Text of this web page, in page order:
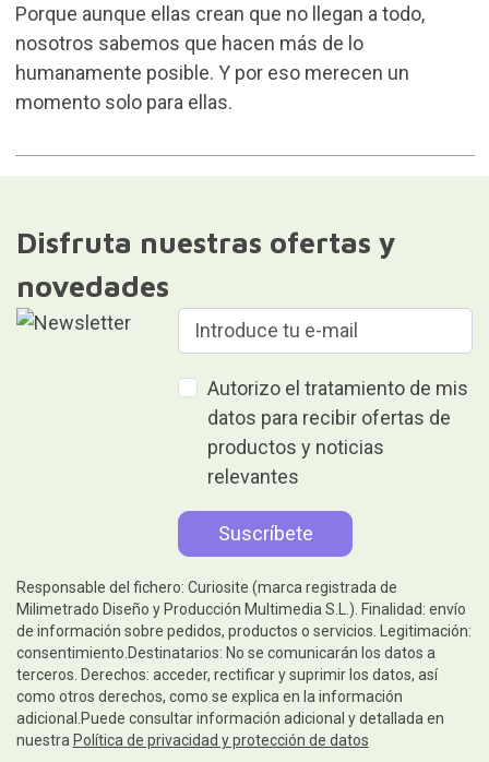
Porque aunque ellas crean que no llegan a todo,
nosotros sabemos que hacen más de lo
humanamente posible. Y por eso merecen un
momento solo para ellas.
Disfruta nuestras ofertas y
novedades
Autorizo el tratamiento de mis
datos para recibir ofertas de
productos y noticias
relevantes
Responsable del fichero: Curiosite (marca registrada de
Milimetrado Diseño y Producción Multimedia S.L.). Finalidad: envío
de información sobre pedidos, productos o servicios. Legitimación:
consentimiento.Destinatarios: No se comunicarán los datos a
terceros. Derechos: acceder, rectificar y suprimir los datos, así
como otros derechos, como se explica en la información
adicional.Puede consultar información adicional y detallada en
nuestra Política de privacidad y protección de datos